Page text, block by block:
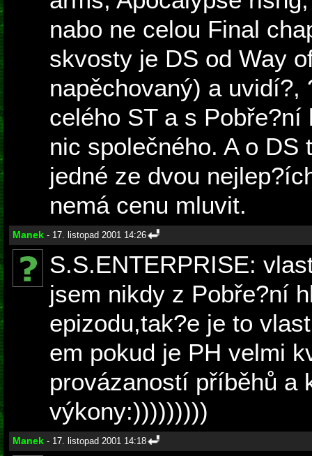
nabo ne celou Final
skvosty je DS od Way
napěchovaný) a uvidí?,
celého ST a s
nic společného. A o DS
jedné ze dvou
nemá cenu mluvit.
Manek - 17. listopad 2001 14:26
S.S.ENTERPRISE:
jsem nikdy z Pobře?ní
epizodu,tak?e je to
em pokud je PH velmi
provázaností příběhů a
výkony:)))))))))
Manek - 17. listopad 2001 14:18